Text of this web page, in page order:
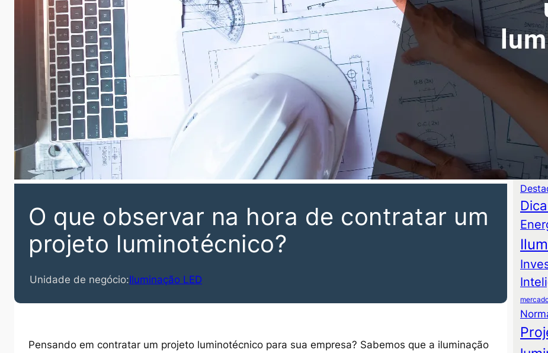
O que observar na hora de contratar um
projeto luminotécnico?
Unidade de negócio:Iluminação LED
Pensando em contratar um projeto luminotécnico para sua empresa? Sabemos que a iluminação
Cases